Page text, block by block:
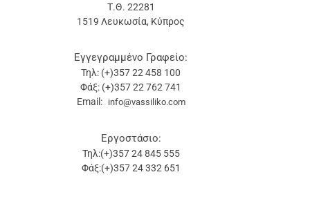
Τ.Θ. 22281
1519 Λευκωσία, Κύπρος
Εγγεγραμμένο Γραφείο:
Τηλ: (+)357 22 458 100
Φάξ: (+)357 22 762 741
Email: info@vassiliko.com
Εργοστάσιο:
Τηλ:(+)357 24 845 555
Φάξ:(+)357 24 332 651